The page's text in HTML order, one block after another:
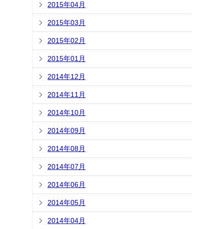
2015年04月
2015年03月
2015年02月
2015年01月
2014年12月
2014年11月
2014年10月
2014年09月
2014年08月
2014年07月
2014年06月
2014年05月
2014年04月